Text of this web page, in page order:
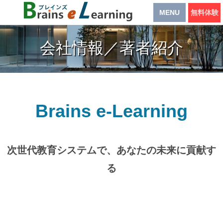
会社情報／著者紹介
Brains e-Learning
次世代教育システムで、あなたの未来に貢献す
る
MENU 無料体験